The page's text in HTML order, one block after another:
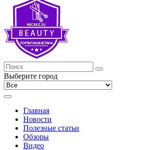
Выберите город
Главная
Новости
Полезные статьи
Обзоры
Видео